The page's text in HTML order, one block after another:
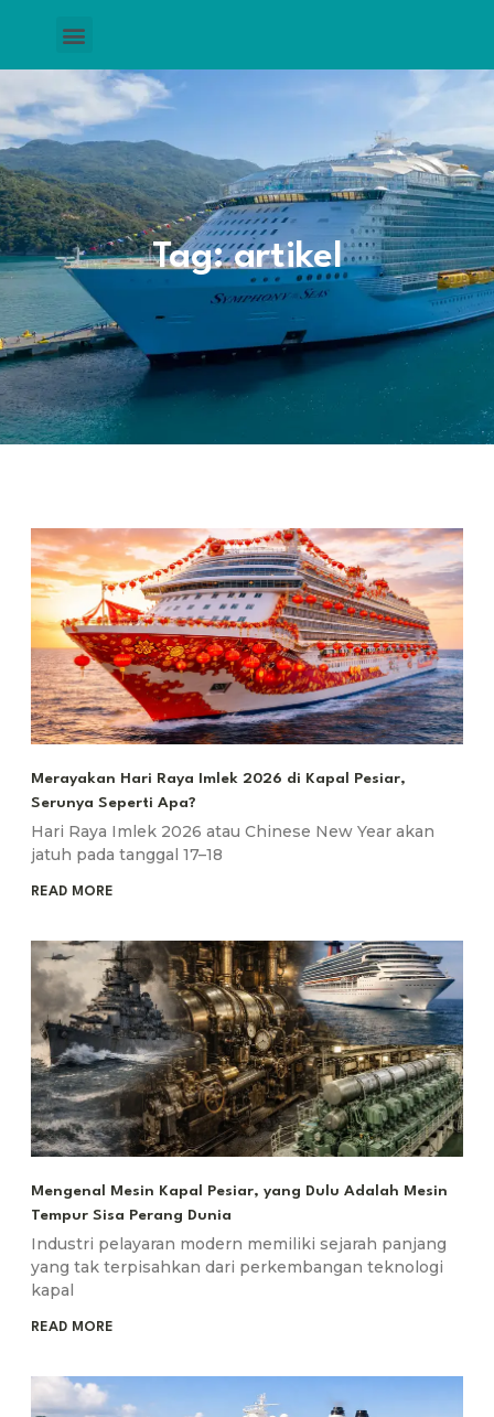
Tag: artikel
Merayakan Hari Raya Imlek 2026 di Kapal Pesiar,
Serunya Seperti Apa?
Hari Raya Imlek 2026 atau Chinese New Year akan
jatuh pada tanggal 17–18
READ MORE
Mengenal Mesin Kapal Pesiar, yang Dulu Adalah Mesin
Tempur Sisa Perang Dunia
Industri pelayaran modern memiliki sejarah panjang
yang tak terpisahkan dari perkembangan teknologi
kapal
READ MORE